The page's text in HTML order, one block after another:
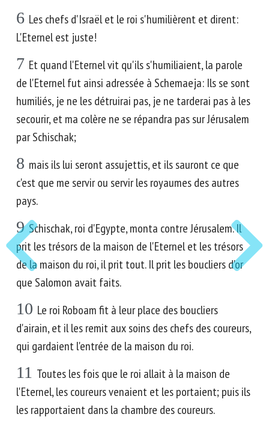
6 Les chefs d'Israël et le roi s'humilièrent et dirent:
L'Eternel est juste!
7 Et quand l'Eternel vit qu'ils s'humiliaient, la parole
de l'Eternel fut ainsi adressée à Schemaeja: Ils se sont
humiliés, je ne les détruirai pas, je ne tarderai pas à les
secourir, et ma colère ne se répandra pas sur Jérusalem
par Schischak;
8 mais ils lui seront assujettis, et ils sauront ce que
c'est que me servir ou servir les royaumes des autres
pays.
9 Schischak, roi d'Egypte, monta contre Jérusalem. Il
prit les trésors de la maison de l'Eternel et les trésors
de la maison du roi, il prit tout. Il prit les boucliers d'or
que Salomon avait faits.
10 Le roi Roboam fit à leur place des boucliers
d'airain, et il les remit aux soins des chefs des coureurs,
qui gardaient l'entrée de la maison du roi.
11 Toutes les fois que le roi allait à la maison de
l'Eternel, les coureurs venaient et les portaient; puis ils
les rapportaient dans la chambre des coureurs.